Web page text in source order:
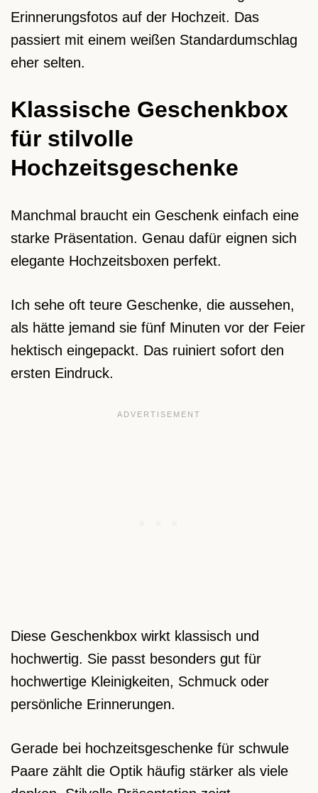
Erinnerungsfotos auf der Hochzeit. Das
passiert mit einem weißen Standardumschlag
eher selten.
Klassische Geschenkbox
für stilvolle
Hochzeitsgeschenke
Manchmal braucht ein Geschenk einfach eine
starke Präsentation. Genau dafür eignen sich
elegante Hochzeitsboxen perfekt.
Ich sehe oft teure Geschenke, die aussehen,
als hätte jemand sie fünf Minuten vor der Feier
hektisch eingepackt. Das ruiniert sofort den
ersten Eindruck.
Diese Geschenkbox wirkt klassisch und
hochwertig. Sie passt besonders gut für
hochwertige Kleinigkeiten, Schmuck oder
persönliche Erinnerungen.
Gerade bei hochzeitsgeschenke für schwule
Paare zählt die Optik häufig stärker als viele